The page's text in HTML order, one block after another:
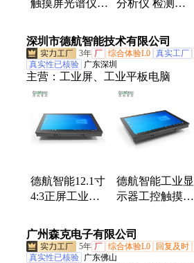
触摸屏光谱仪
固废元素光谱分
析仪
分析仪 检测方
检测仪定制
深圳市德航智能技术有限公司
3年 厂 综合体验L0 真实工厂
真实性已核验 广东深圳
主营： 工业屏、工业平板电脑
德航智能12.1寸
4:3正屏工业触
屏
德航智能工业显
示器工控触摸屏
面板IP65可定制
广州森克电子有限公司
5年 厂 综合体验L0 回复及时
真实性已核验 广东佛山